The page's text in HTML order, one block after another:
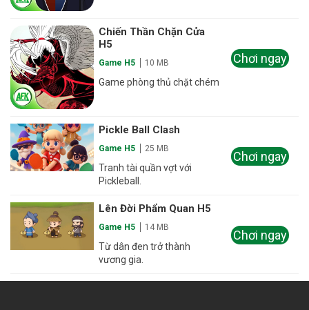
Chiến Thần Chặn Cửa
H5
Game H5 10 MB
Game phòng thủ chặt chém
Chơi ngay
Pickle Ball Clash
Game H5 25 MB
Tranh tài quần vợt với
Pickleball.
Chơi ngay
Lên Đời Phẩm Quan H5
Game H5 14 MB
Từ dân đen trở thành
vương gia.
Chơi ngay